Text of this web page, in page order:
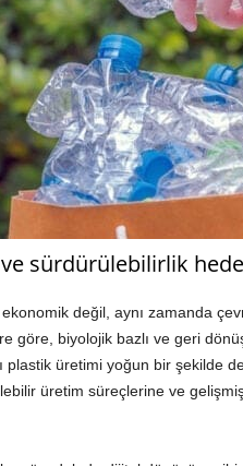
sürdürülebilirlik
değil, aynı zamanda
göre, biyolojik bazlı ve geri
plastik üretimi yoğun bir şekilde
üretim süreçlerine ve